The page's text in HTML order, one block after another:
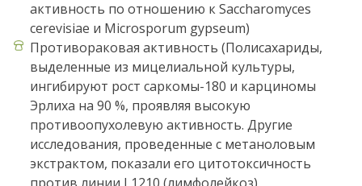
активность по отношению к Saccharomyces
cerevisiae и Microsporum gypseum)
Противораковая активность (Полисахариды,
выделенные из мицелиальной культуры,
ингибируют рост саркомы-180 и карциномы
Эрлиха на 90 %, проявляя высокую
противоопухолевую активность. Другие
исследования, проведенные с метаноловым
экстрактом, показали его цитотоксичность